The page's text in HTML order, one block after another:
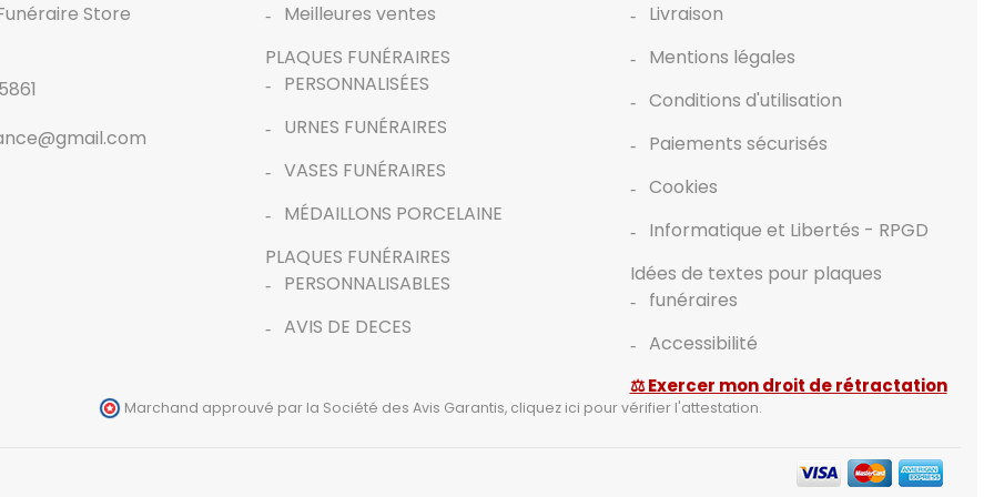
Store
Meilleures ventes
PLAQUES FUNÉRAIRES
PERSONNALISÉES
URNES FUNÉRAIRES
VASES FUNÉRAIRES
MÉDAILLONS PORCELAINE
PLAQUES FUNÉRAIRES
PERSONNALISABLES
AVIS DE DECES
Livraison
Mentions légales
Conditions d'utilisation
Paiements sécurisés
Cookies
Informatique et Libertés - RPGD
Idées de textes pour plaques
funéraires
Accessibilité
⚖ Exercer mon droit de rétractation
Marchand approuvé par la Société des Avis Garantis, cliquez ici pour vérifier l'attestation.